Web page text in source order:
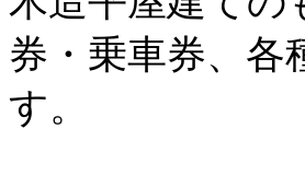
券・乗車券、各
す。